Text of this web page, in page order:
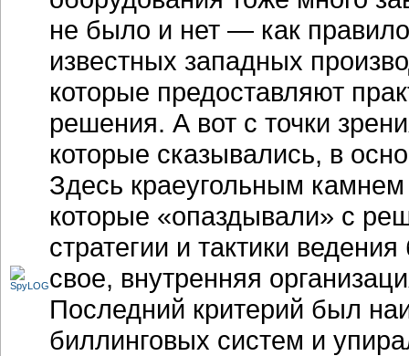
не было и нет — как
известных западных
которые предоставляют
решения. А вот с точки
которые сказывались, в
Здесь краеугольным
которые «опаздывали» с
стратегии и тактики
свое, внутренняя
Последний критерий был
биллинговых систем и